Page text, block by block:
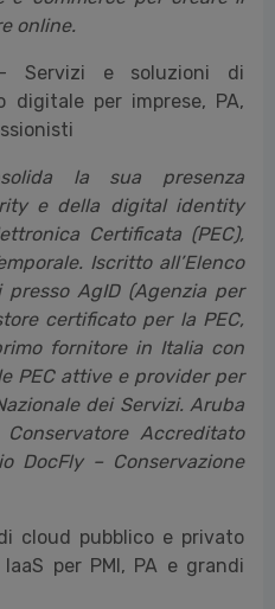
online.
e soluzioni di
digitale per imprese, PA,
la sua presenza
e della digital identity
Certificata (PEC),
Iscritto all’Elenco
AgID (Agenzia per
certificato per la PEC,
fornitore in Italia con
PEC attive e provider per
dei Servizi. Aruba
Accreditato
DocFly – Conservazione
cloud pubblico e privato
per PMI, PA e grandi